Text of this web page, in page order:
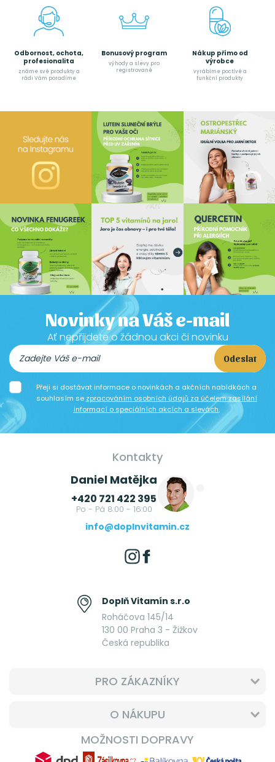
Odbornost, ochota,
profesionalita
známe své produkty a
rádi Vám poradíme
Bonusový program
výhody a slevy pro
registrované
Nákup přímo od
výrobce
vyrábíme poctívé a
funkční produkty
Novinky na Váš e-mail
Ať nepřijdete o žádnou akci či novinku
Odeslat
Přeji si dostávat informace o novinkách a akčních nabídkách a
souhlasím se zpracováním osobních údajů za účelem zasílání
informací o speciálních akcích a slevách.
Kontakty
Daniel Matějka
+420 721 422 395
Po - Pá 8:00 - 16:00
info@doplnvitamin.cz
Doplň Vitamín s.r.o
Roháčova 145/14
130 00 Praha 3 - Žižkov
Česká republika
PRO ZÁKAZNÍKY
O NÁKUPU
MOŽNOSTI DOPRAVY